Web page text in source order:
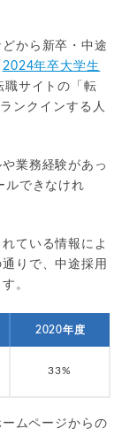
から新卒・中途
2024年卒大学生
職サイトの「転
ンクインする人
業務経験があっ
ルできなけれ
ている情報によ
りで、中途採用
。
2020年度
33%
ムページからの